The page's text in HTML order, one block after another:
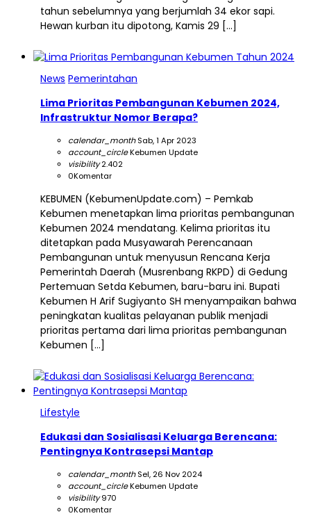
tahun sebelumnya yang berjumlah 34 ekor sapi.
Hewan kurban itu dipotong, Kamis 29 […]
News Pemerintahan
Lima Prioritas Pembangunan Kebumen 2024,
Infrastruktur Nomor Berapa?
calendar_monthSab, 1 Apr 2023
account_circleKebumen Update
visibility2.402
0Komentar
KEBUMEN (KebumenUpdate.com) – Pemkab
Kebumen menetapkan lima prioritas pembangunan
Kebumen 2024 mendatang. Kelima prioritas itu
ditetapkan pada Musyawarah Perencanaan
Pembangunan untuk menyusun Rencana Kerja
Pemerintah Daerah (Musrenbang RKPD) di Gedung
Pertemuan Setda Kebumen, baru-baru ini. Bupati
Kebumen H Arif Sugiyanto SH menyampaikan bahwa
peningkatan kualitas pelayanan publik menjadi
prioritas pertama dari lima prioritas pembangunan
Kebumen […]
Lifestyle
Edukasi dan Sosialisasi Keluarga Berencana:
Pentingnya Kontrasepsi Mantap
calendar_monthSel, 26 Nov 2024
account_circleKebumen Update
visibility970
0Komentar